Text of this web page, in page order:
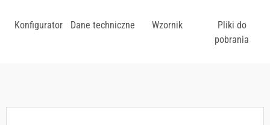
Dostępny w różnych konfiguracjach kolorystycznych.
Konfigurator Dane techniczne Wzornik
Pliki do
pobrania